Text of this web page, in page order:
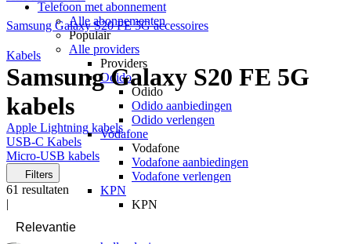
Telefoon met abonnement
Alle abonnementen
Populair
Alle providers
Providers
Odido
Odido
Odido aanbiedingen
Odido verlengen
Vodafone
Vodafone
Vodafone aanbiedingen
Vodafone verlengen
KPN
KPN
Samsung Galaxy S20 FE 5G accessoires
Kabels
Samsung Galaxy S20 FE 5G
kabels
Apple Lightning kabels
USB-C Kabels
Micro-USB kabels
Filters
61 resultaten
|